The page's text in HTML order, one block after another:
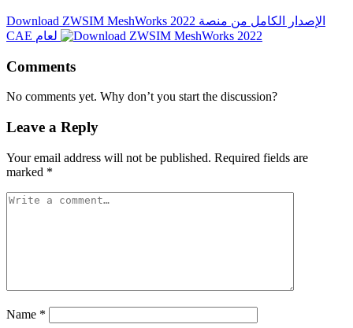
Download ZWSIM MeshWorks 2022 الإصدار الكامل من منصة
CAE لعام
Comments
No comments yet. Why don’t you start the discussion?
Leave a Reply
Your email address will not be published. Required fields are
marked *
Name *